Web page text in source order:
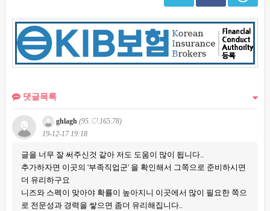
댓글목록
ghlagh (95.♡.165.78)
19-12-17 19:18
글을 너무 잘 써주신것 같아 저도 도움이 많이 됩니다..
추가하자면 이곳의 '부족직업군' 을 확인해서 그쪽으로 준비하시면
더 유리하구요
니즈와 스펙이 맞아야 확률이 높아지니 이곳에서 많이 필요한 쪽으
로 전문성과 경력을 쌓으면 좀더 유리해집니다..